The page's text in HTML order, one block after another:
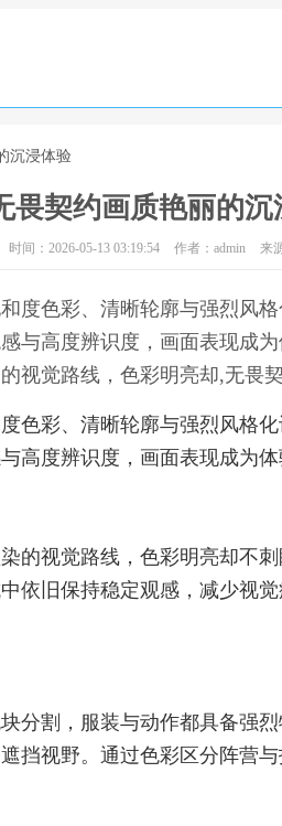
沉浸体验
畏契约画质艳丽的沉
时间：2026-05-13 03:19:54 作者：admin 来
度色彩、清晰轮廓与强烈风
与高度辨识度，画面表现成
视觉路线，色彩明亮却,无畏
色彩、清晰轮廓与强烈风格
高度辨识度，画面表现成为体
的视觉路线，色彩明亮却不
依旧保持稳定观感，减少视
分割，服装与动作都具备强
挡视野。通过色彩区分阵营